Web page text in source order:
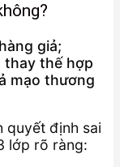
giả;
thay thế hợp
mạo thương
quyết định sai
lớp rõ ràng: